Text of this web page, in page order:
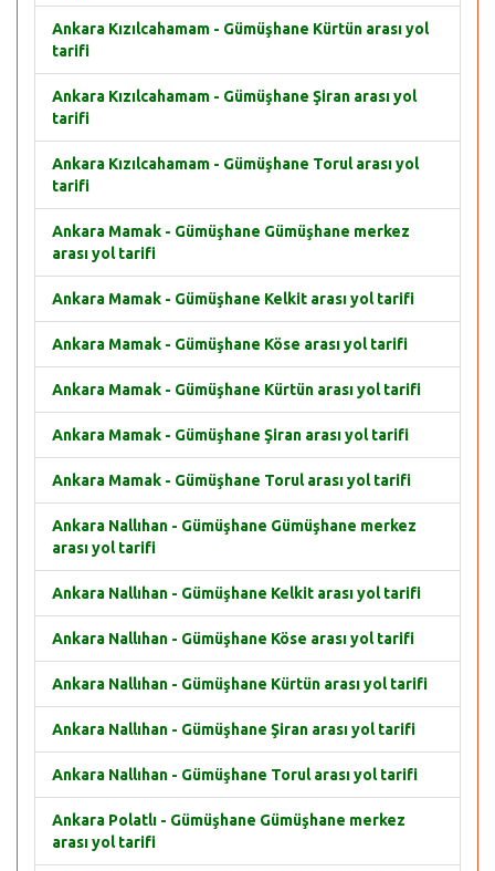
Ankara Kızılcahamam - Gümüşhane Kürtün arası yol
tarifi
Ankara Kızılcahamam - Gümüşhane Şiran arası yol
tarifi
Ankara Kızılcahamam - Gümüşhane Torul arası yol
tarifi
Ankara Mamak - Gümüşhane Gümüşhane merkez
arası yol tarifi
Ankara Mamak - Gümüşhane Kelkit arası yol tarifi
Ankara Mamak - Gümüşhane Köse arası yol tarifi
Ankara Mamak - Gümüşhane Kürtün arası yol tarifi
Ankara Mamak - Gümüşhane Şiran arası yol tarifi
Ankara Mamak - Gümüşhane Torul arası yol tarifi
Ankara Nallıhan - Gümüşhane Gümüşhane merkez
arası yol tarifi
Ankara Nallıhan - Gümüşhane Kelkit arası yol tarifi
Ankara Nallıhan - Gümüşhane Köse arası yol tarifi
Ankara Nallıhan - Gümüşhane Kürtün arası yol tarifi
Ankara Nallıhan - Gümüşhane Şiran arası yol tarifi
Ankara Nallıhan - Gümüşhane Torul arası yol tarifi
Ankara Polatlı - Gümüşhane Gümüşhane merkez
arası yol tarifi